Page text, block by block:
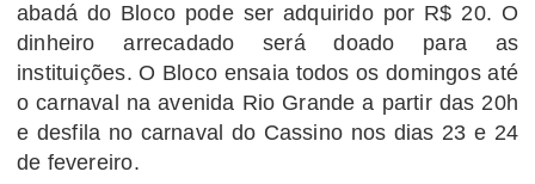
abadá do Bloco pode ser adquirido por R$ 20. O
dinheiro arrecadado será doado para as
instituições. O Bloco ensaia todos os domingos até
o carnaval na avenida Rio Grande a partir das 20h
e desfila no carnaval do Cassino nos dias 23 e 24
de fevereiro.